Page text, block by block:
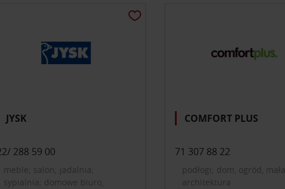
JYSK
288 59 00
meble; salon; jadalnia;
sypialnia; domowe biuro,
COMFORT PLUS
71 307 88 22
podłogi; dom, ogród, mała
architektura